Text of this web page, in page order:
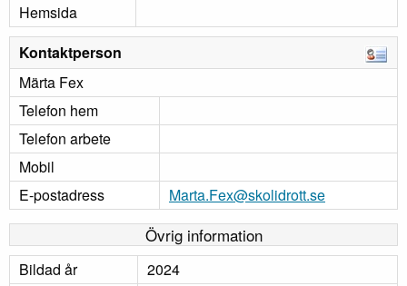
Hemsida
Kontaktperson
Märta Fex
Telefon hem
Telefon arbete
Mobil
E-postadress
Marta.Fex@skolidrott.se
Övrig information
Bildad år
2024